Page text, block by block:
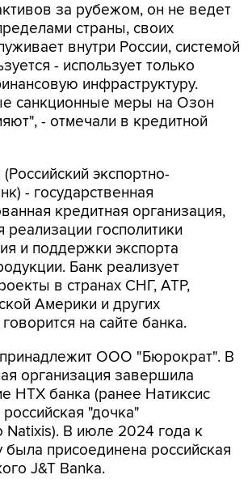
за рубежом, он не ведет
страны, своих
внутри России, системой
- использует только
инфраструктуру.
санкционные меры на Озон
- отмечали в кредитной
экспортно-
- государственная
кредитная организация,
реализации госполитики
и поддержки экспорта
Банк реализует
в странах СНГ, АТР,
Америки и других
на сайте банка.
принадлежит ООО "Бюрократ". В
организация завершила
НТХ банка (ранее Натиксис
"дочка"
Natixis). В июле 2024 года к
была присоединена российская
J&T Banka.